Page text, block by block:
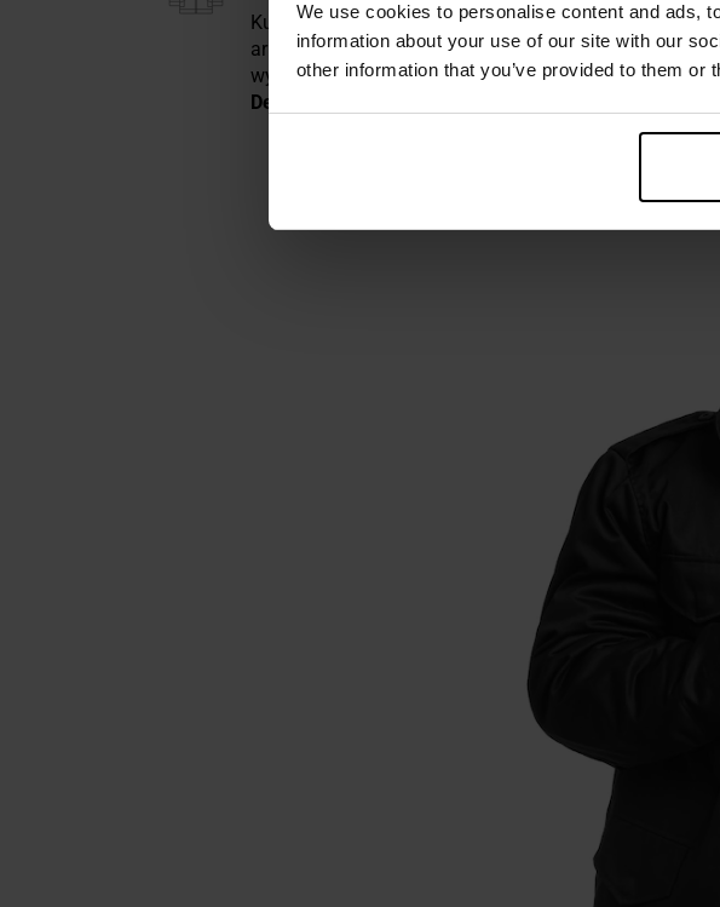
We use cookies to personalise content and ads,
information about your use of our site with our
other information that you’ve provided to them
Kurtka wojskowa z kolorze czarnym zodpinaną
armię od czasu wojny w Wietnamie. Kurtka M65 ma
wykorzystywana w filmach i serialach, a nosiły ją
De Niro w "Taksówkarzu" czy Bronisław Cieślak w "07